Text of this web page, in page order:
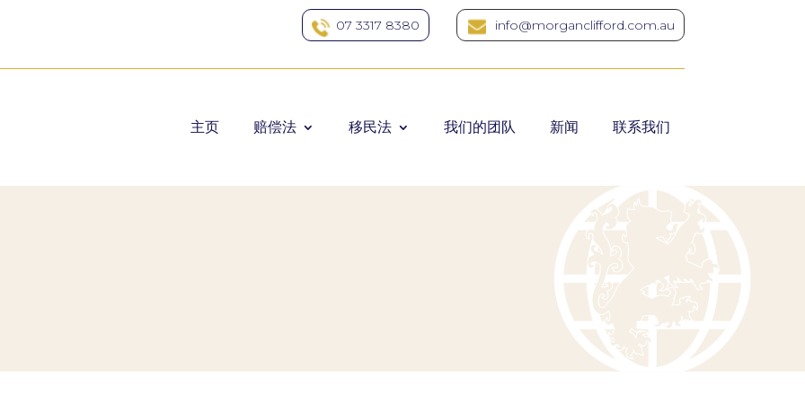
07 3317 8380 info@morganclifford.com.au
主页 赔偿法 移民法 我们的团队 新闻 联系我们